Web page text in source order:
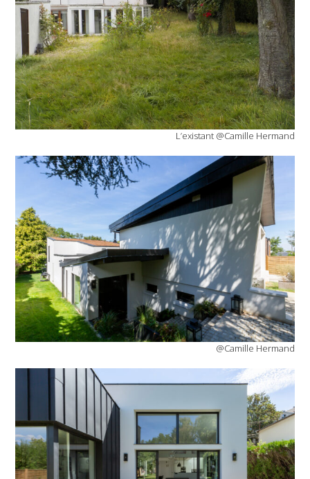
L’existant @Camille Hermand
@Camille Hermand